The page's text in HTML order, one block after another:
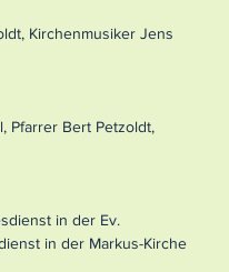
Kirchenmusiker Jens
Pfarrer Bert Petzoldt,
in der Ev.
in der Markus-Kirche